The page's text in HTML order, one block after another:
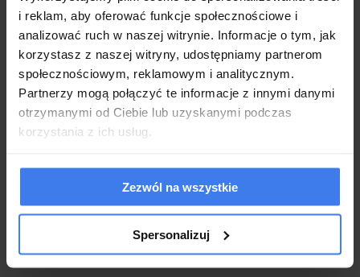
i reklam, aby oferować funkcje społecznościowe i
analizować ruch w naszej witrynie. Informacje o tym, jak
korzystasz z naszej witryny, udostępniamy partnerom
społecznościowym, reklamowym i analitycznym.
Partnerzy mogą połączyć te informacje z innymi danymi
otrzymanymi od Ciebie lub uzyskanymi podczas
korzystania z ich usług.
Zezwól na wszystkie
Spersonalizuj
Minimalistyczny kształt lampy doskonale odnajdzie się w
nowoczesnych, jak i industrialnych wnętrzach.
Kolekcja lamp Ombre pozwala na stworzenie ciekawych aranżacji.
Światło: LED 8 W / 640 lm / 3000 K
Oprawa: wys. 62,5 cm / szer. 6 cm / gł. 10 cm
Mocowanie: wys. 10 cm / śr. 6 cm
Montaż: instalacja ścienna
Wymiary opakowania: 69 cm / 15 cm / 11 cm.